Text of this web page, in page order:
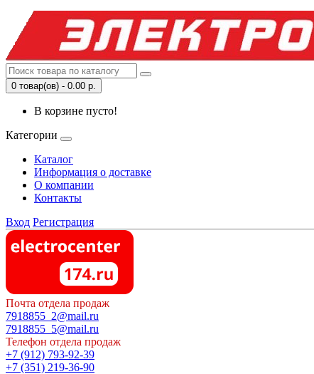
0 товар(ов) - 0.00 р.
В корзине пусто!
Категории
Каталог
Информация о доставке
О компании
Контакты
Вход Регистрация
Почта отдела продаж
7918855_2@mail.ru
7918855_5@mail.ru
Телефон отдела продаж
+7 (912) 793-92-39
+7 (351) 219-36-90